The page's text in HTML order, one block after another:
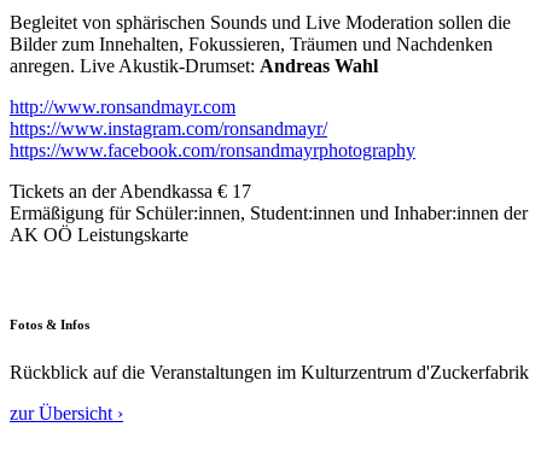
Begleitet von sphärischen Sounds und Live Moderation sollen die
Bilder zum Innehalten, Fokussieren, Träumen und Nachdenken
anregen. Live Akustik-Drumset: Andreas Wahl
http://www.ronsandmayr.com
https://www.instagram.com/ronsandmayr/
https://www.facebook.com/ronsandmayrphotography
Tickets an der Abendkassa € 17
Ermäßigung für Schüler:innen, Student:innen und Inhaber:innen der
AK OÖ Leistungskarte
Fotos & Infos
Rückblick auf die Veranstaltungen im Kulturzentrum d'Zuckerfabrik
zur Übersicht ›